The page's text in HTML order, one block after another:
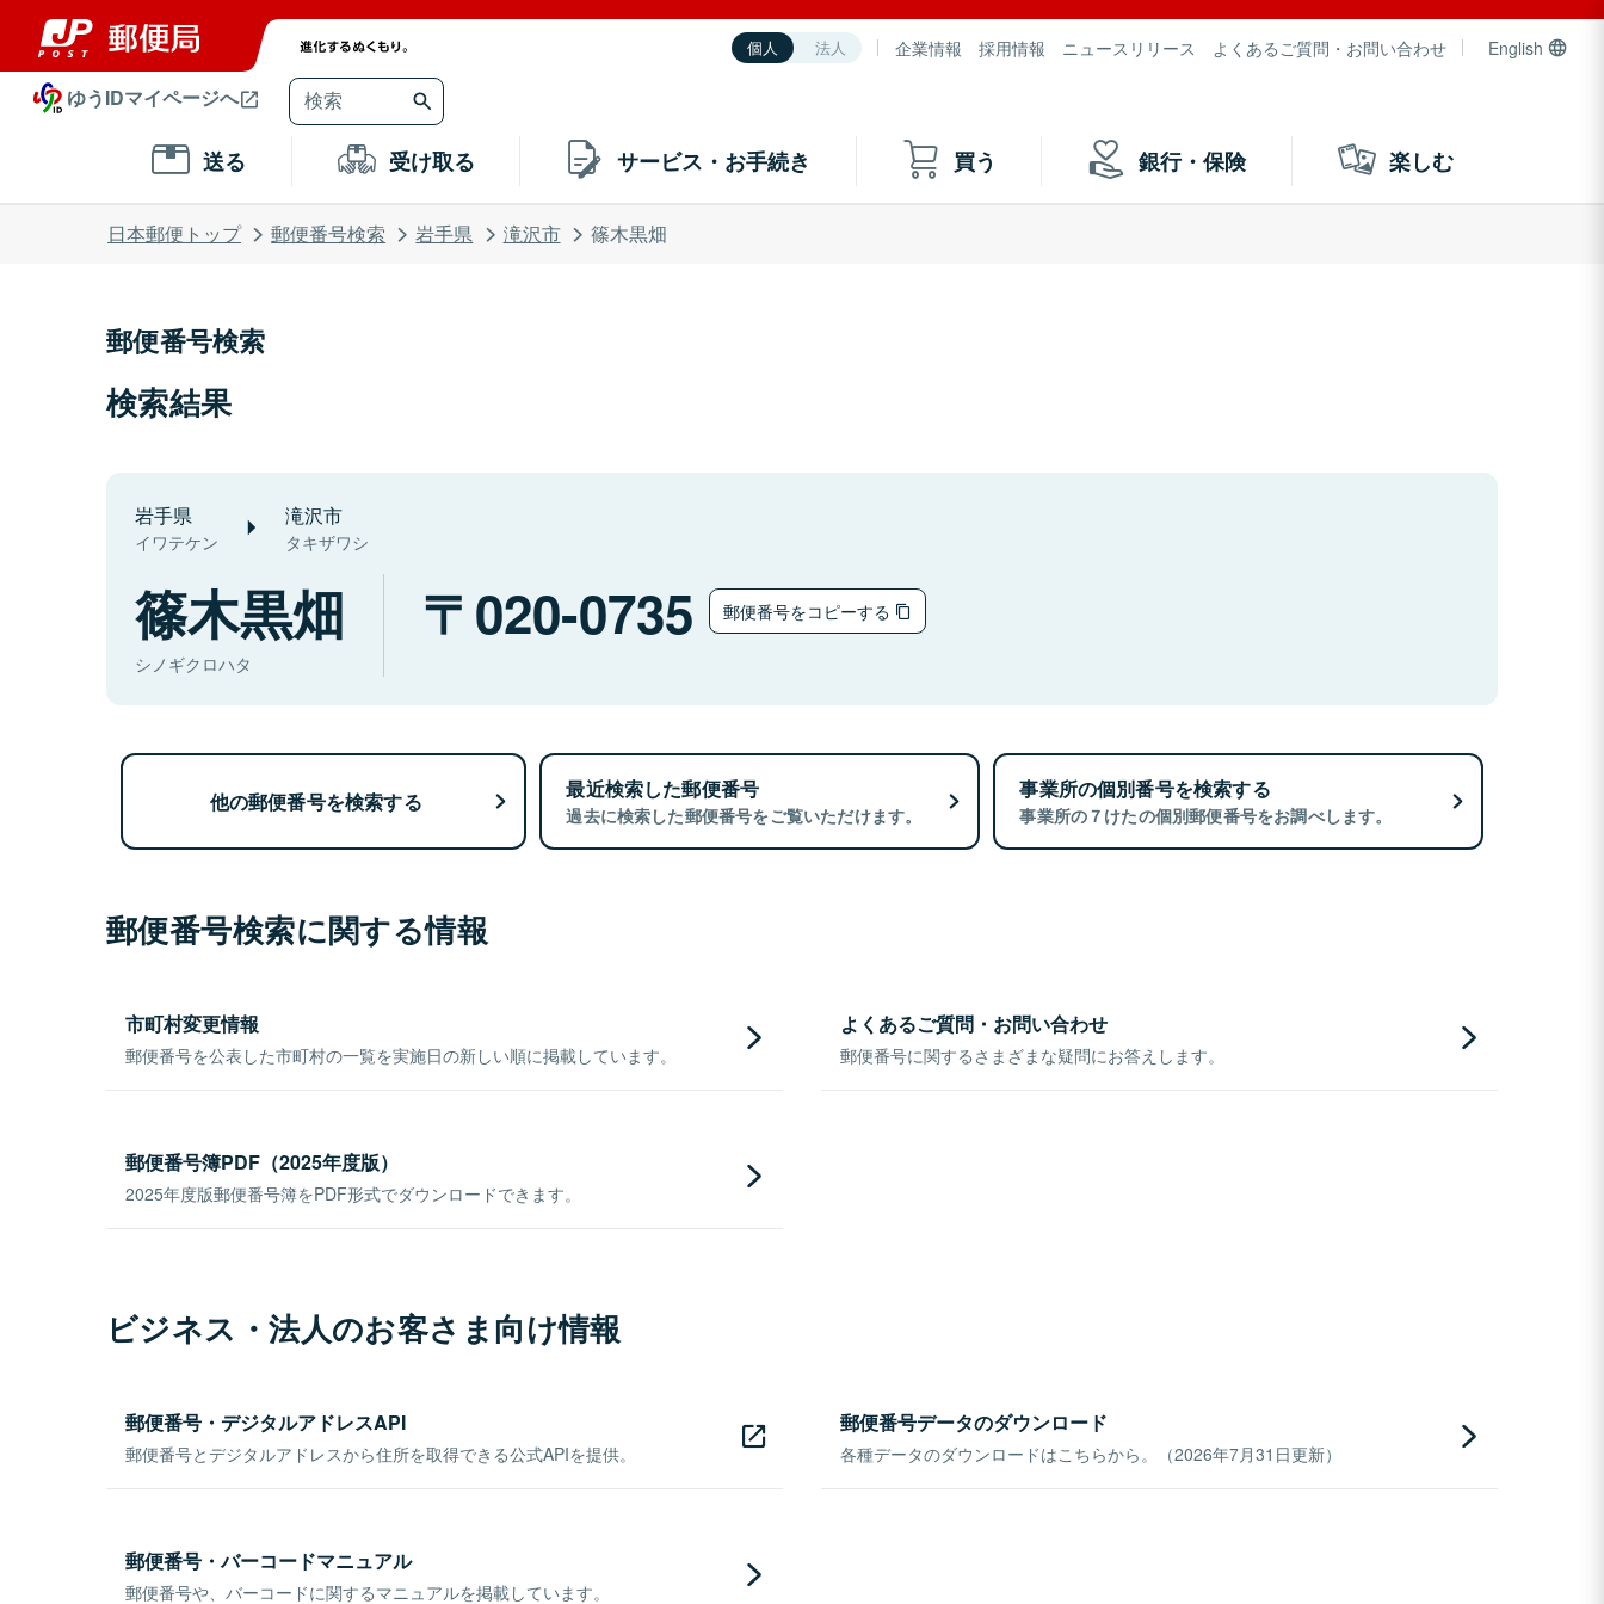
個人 法人 企業情報 採用情報 ニュースリリース よくあるご質問・お問い合わせ English
ゆうIDマイページへ
送る 受け取る サービス・お手続き 買う 銀行・保険 楽しむ
日本郵便トップ 郵便番号検索 岩手県 滝沢市 篠木黒畑
郵便番号検索
検索結果
岩手県
イワテケン
滝沢市
タキザワシ
篠木黒畑
シノギクロハタ
020-0735 郵便番号をコピーする
他の郵便番号を検索する 最近検索した郵便番号
過去に検索した郵便番号をご覧いただけます。
事業所の個別番号を検索する
事業所の７けたの個別郵便番号をお調べします。
郵便番号検索に関する情報
市町村変更情報
郵便番号を公表した市町村の一覧を実施日の新しい順に掲載しています。
よくあるご質問・お問い合わせ
郵便番号に関するさまざまな疑問にお答えします。
郵便番号簿PDF（2025年度版）
2025年度版郵便番号簿をPDF形式でダウンロードできます。
ビジネス・法人のお客さま向け情報
郵便番号・デジタルアドレスAPI
郵便番号とデジタルアドレスから住所を取得できる公式APIを提供。
郵便番号データのダウンロード
各種データのダウンロードはこちらから。（2026年7月31日更新）
郵便番号・バーコードマニュアル
郵便番号や、バーコードに関するマニュアルを掲載しています。